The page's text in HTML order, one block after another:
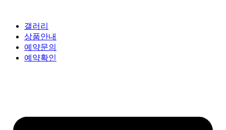
갤러리
상품안내
예약문의
예약확인